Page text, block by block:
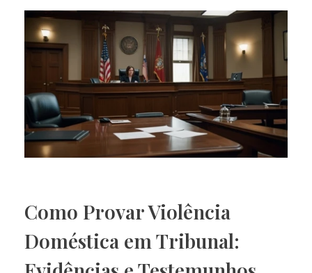
Como Provar Violência
Doméstica em Tribunal: